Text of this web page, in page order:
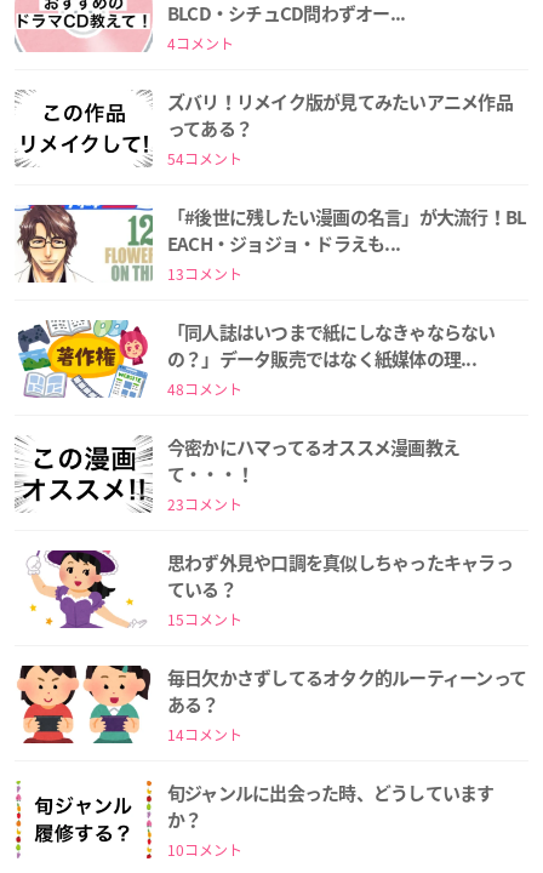
BLCD・シチュCD問わずオー...
4コメント
ズバリ！リメイク版が見てみたいアニメ作品
ってある？
54コメント
「#後世に残したい漫画の名言」が大流行！BL
EACH・ジョジョ・ドラえも...
13コメント
「同人誌はいつまで紙にしなきゃならない
の？」データ販売ではなく紙媒体の理...
48コメント
今密かにハマってるオススメ漫画教え
て・・・！
23コメント
思わず外見や口調を真似しちゃったキャラっ
ている？
15コメント
毎日欠かさずしてるオタク的ルーティーンって
ある？
14コメント
旬ジャンルに出会った時、どうしています
か？
10コメント